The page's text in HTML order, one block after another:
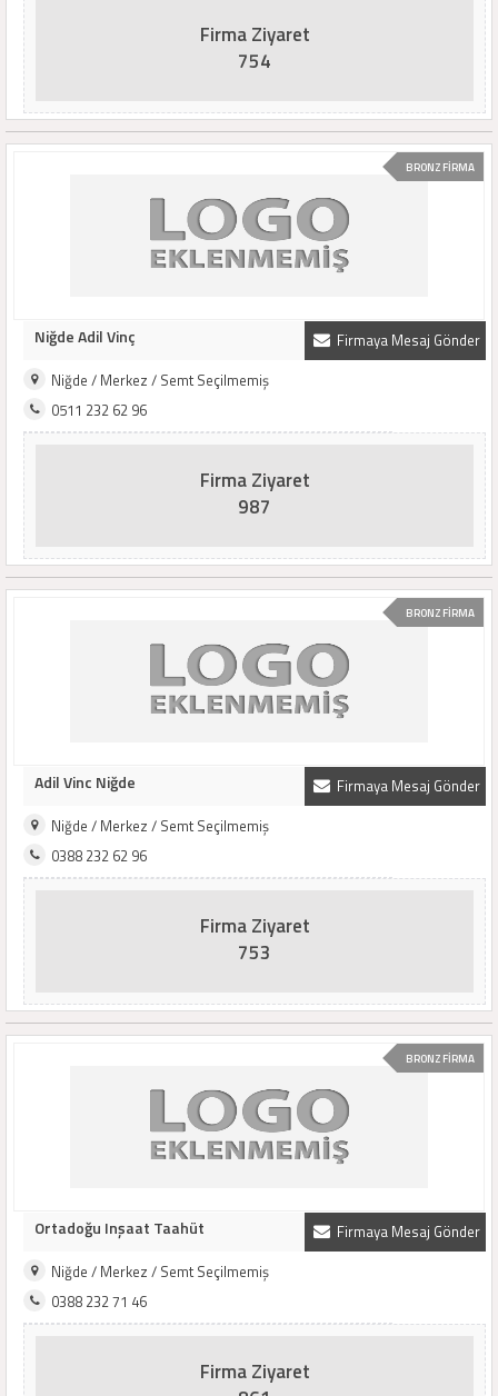
Firma Ziyaret
754
BRONZ FİRMA
Firmaya Mesaj Gönder
Niğde Adil Vinç
Niğde / Merkez / Semt Seçilmemiş
0511 232 62 96
Firma Ziyaret
987
BRONZ FİRMA
Firmaya Mesaj Gönder
Adil Vinc Niğde
Niğde / Merkez / Semt Seçilmemiş
0388 232 62 96
Firma Ziyaret
753
BRONZ FİRMA
Firmaya Mesaj Gönder
Ortadoğu Inşaat Taahüt
Niğde / Merkez / Semt Seçilmemiş
0388 232 71 46
Firma Ziyaret